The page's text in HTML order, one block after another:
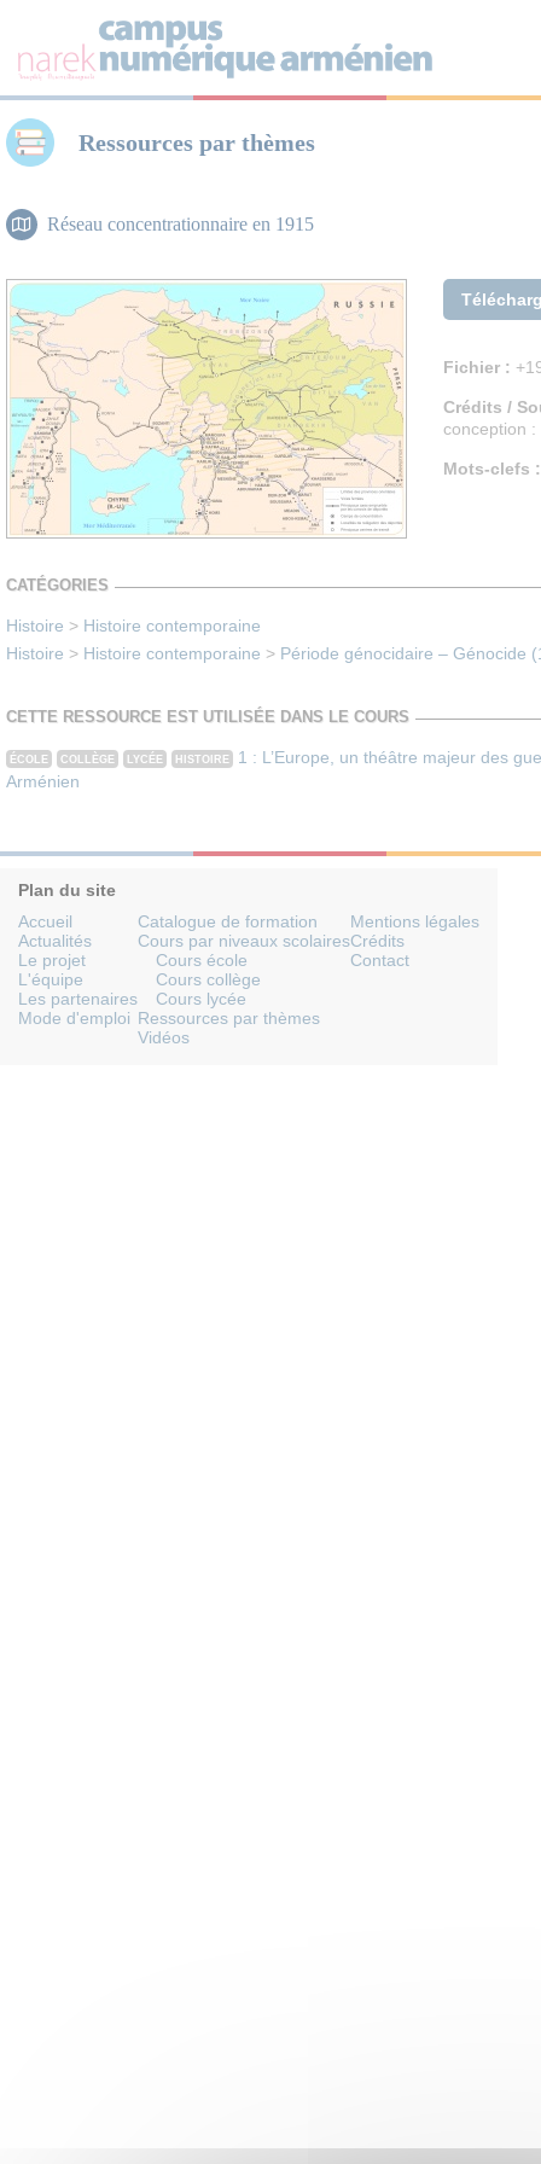
Ressources par thèmes
Réseau concentrationnaire en 1915
Fichier :
Crédits /
conception :
Mots-clefs :
CATÉGORIES
Histoire > Histoire contemporaine
Histoire > Histoire contemporaine > Période génocidaire – Génocide
CETTE RESSOURCE EST UTILISÉE DANS LE COURS
ÉCOLE COLLÈGE LYCÉE HISTOIRE
1 : L’Europe, un théâtre majeur des
Arménien
Plan du site
Accueil
Actualités
Le projet
L'équipe
Les partenaires
Mode d'emploi
Catalogue de formation
Cours par niveaux scolaires
Cours école
Cours collège
Cours lycée
Ressources par thèmes
Vidéos
Mentions légales
Crédits
Contact